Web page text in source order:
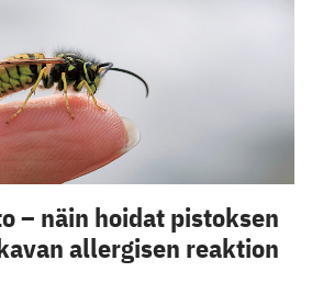
– näin hoidat pistoksen
allergisen reaktion